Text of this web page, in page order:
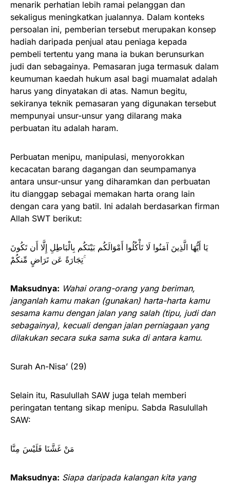
menarik perhatian lebih ramai pelanggan dan
sekaligus meningkatkan jualannya. Dalam konteks
persoalan ini, pemberian tersebut merupakan konsep
hadiah daripada penjual atau peniaga kepada
pembeli tertentu yang mana ia bukan berunsurkan
judi dan sebagainya. Pemasaran juga termasuk dalam
keumuman kaedah hukum asal bagi muamalat adalah
harus yang dinyatakan di atas. Namun begitu,
sekiranya teknik pemasaran yang digunakan tersebut
mempunyai unsur-unsur yang dilarang maka
perbuatan itu adalah haram.
Perbuatan menipu, manipulasi, menyorokkan
kecacatan barang dagangan dan seumpamanya
antara unsur-unsur yang diharamkan dan perbuatan
itu dianggap sebagai memakan harta orang lain
dengan cara yang batil. Ini adalah berdasarkan firman
Allah SWT berikut:
يَا أَيُّهَا الَّذِينَ آمَنُوا لَا تَأْكُلُوا أَمْوَالَكُم بَيْنَكُم بِالْبَاطِلِ إِلَّا أَن تَكُونَ
تِجَارَةً عَن تَرَاضٍ مِّنكُمْ ۚ
Maksudnya: Wahai orang-orang yang beriman,
janganlah kamu makan (gunakan) harta-harta kamu
sesama kamu dengan jalan yang salah (tipu, judi dan
sebagainya), kecuali dengan jalan perniagaan yang
dilakukan secara suka sama suka di antara kamu.
Surah An-Nisa’ (29)
Selain itu, Rasulullah SAW juga telah memberi
peringatan tentang sikap menipu. Sabda Rasulullah
SAW:
مَنْ غَشَّنَا فَلَيْسَ مِنَّا
Maksudnya: Siapa daripada kalangan kita yang